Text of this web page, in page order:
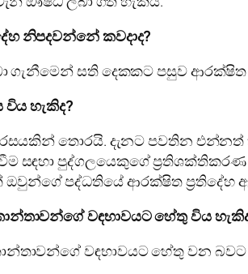
නිපදවන්නේ කවදාද?
ගැනීමෙන් සති දෙකකට පසුව
හැකිද?
තොරයි. දැනට පවතින
සඳහා පුද්ගලයෙකුගේ
පද්ධතියේ ආරක්ෂිත ප්‍රතිදේහ
වඳභාවයට හේතු විය
වඳභාවයට හේතු වන බවට